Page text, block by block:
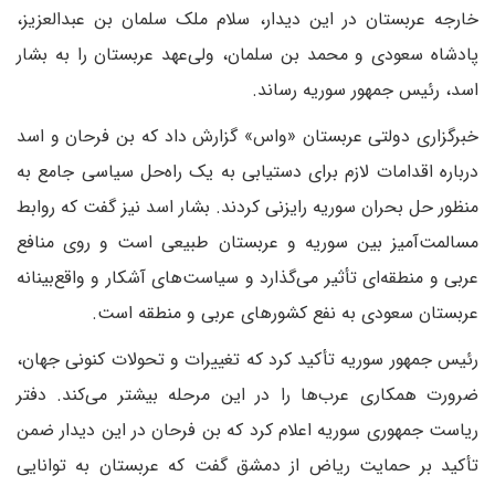
خارجه عربستان در این دیدار، سلام ملک سلمان بن عبدالعزیز،
پادشاه سعودی و محمد بن سلمان، ولی‌عهد عربستان را به بشار
اسد، رئیس جمهور سوریه رساند.
خبرگزاری دولتی عربستان «واس» گزارش داد که بن فرحان و اسد
درباره اقدامات لازم برای دستیابی به یک راه‌حل سیاسی جامع به
منظور حل بحران سوریه رایزنی کردند. بشار اسد نیز گفت که روابط
مسالمت‌آمیز بین سوریه و عربستان طبیعی است و روی منافع
عربی و منطقه‌ای تأثیر می‌گذارد و سیاست‌های آشکار و واقع‌بینانه
عربستان سعودی به نفع کشورهای عربی و منطقه است.
رئیس جمهور سوریه تأکید کرد که تغییرات و تحولات کنونی جهان،
ضرورت همکاری عرب‌ها را در این مرحله بیشتر می‌کند. دفتر
ریاست جمهوری سوریه اعلام کرد که بن فرحان در این دیدار ضمن
تأکید بر حمایت ریاض از دمشق گفت که عربستان به توانایی